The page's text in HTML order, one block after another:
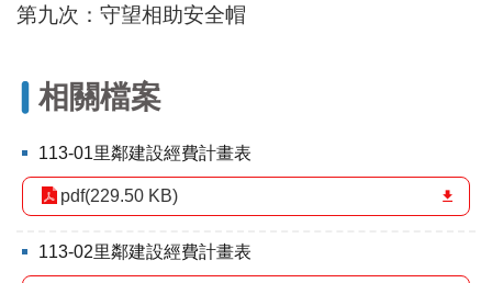
北
長
第九次：守望相助安全帽
相關檔案
113-01里鄰建設經費計畫表
pdf(229.50 KB)
113-02里鄰建設經費計畫表